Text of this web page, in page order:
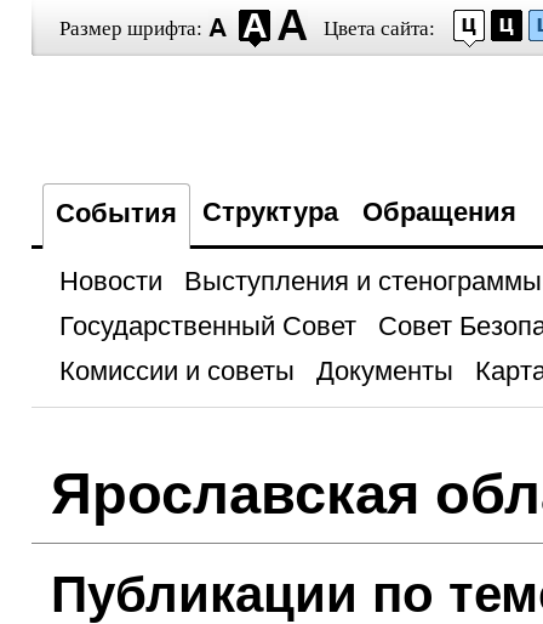
Размер шрифта: Цвета сайта:
События Структура Обращения
Новости
Выступления и стенограммы
Государственный Совет
Совет
Комиссии и советы
Документы
Ярославская
Публикации по